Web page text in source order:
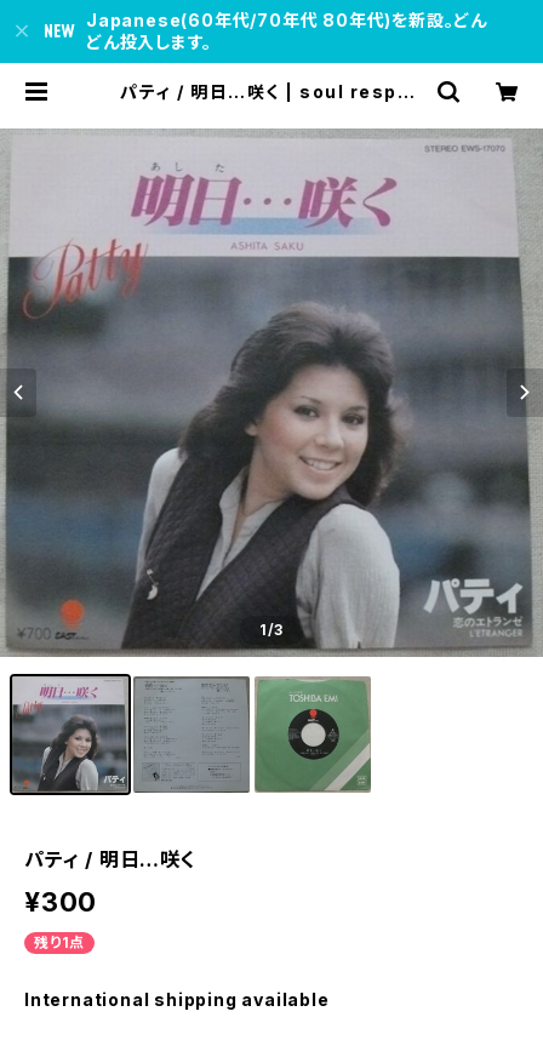
Japanese(60年代/70年代 80年代)を新設。どん
どん投入します。
パティ / 明日…咲く | soul respec
1/3
パティ / 明日…咲く
¥300
残り1点
International shipping available